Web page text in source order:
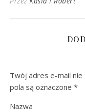
Twój adres e-mail
pola są oznaczone *
Nazwa